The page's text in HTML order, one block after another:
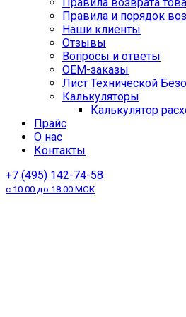
Правила и порядок
Наши клиенты
Отзывы
Вопросы и ответы
OEM-заказы
Лист Технической
Калькуляторы
Калькулятор
Прайс
О нас
Контакты
+7 (495) 142-74-58
с 10:00 до 18:00 МСК